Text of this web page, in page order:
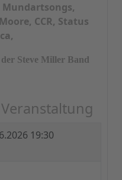
CCR, Status
der Steve Miller Band
19:30